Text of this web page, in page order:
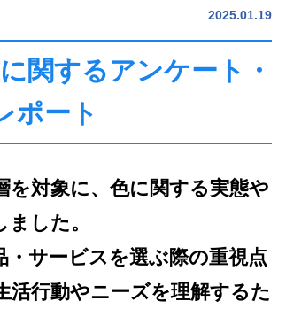
2025.01.19
関するアンケート・
ポート
を対象に、色に関する実態や
した。
サービスを選ぶ際の重視点
活行動やニーズを理解するた